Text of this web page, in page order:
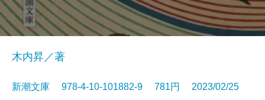
木内昇／著
新潮文庫 978-4-10-101882-9 781円 2023/02/25